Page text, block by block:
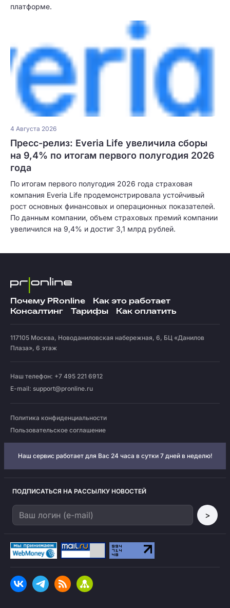
платформе.
4 Августа 2026
Пресс-релиз: Everia Life увеличила сборы
на 9,4% по итогам первого полугодия 2026
года
По итогам первого полугодия 2026 года страховая
компания Everia Life продемонстрировала устойчивый
рост основных финансовых и операционных показателей.
По данным компании, объем страховых премий компании
увеличился на 9,4% и достиг 3,1 млрд рублей.
Почему PRonline
Как это работает
Консалтинг
Тарифы Как оплатить
117105 Москва, Новоданиловская набережная, 6, БЦ «Данилов
Плаза», 6 этаж
Наш телефон: +7 495 221 6912
E-mail: support@pronline.ru
Политика конфиденциальности
Пользовательское соглашение
Наш сервис работает для Вас 24 часа в сутки 7 дней в неделю!
ПОДПИСАТЬСЯ НА РАССЫЛКУ НОВОСТЕЙ